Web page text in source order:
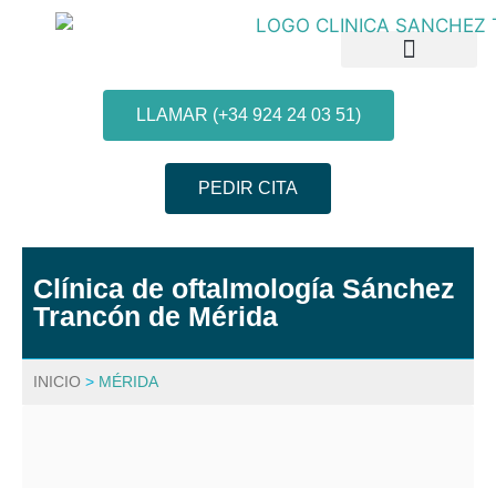
LLAMAR (+34 924 24 03 51)
PEDIR CITA
Clínica de oftalmología Sánchez
Trancón de Mérida
INICIO > MÉRIDA